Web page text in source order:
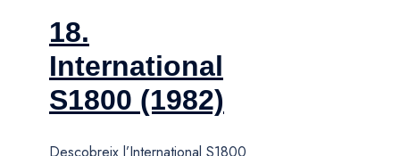
18.
International
S1800 (1982)
Descobreix l’International S1800